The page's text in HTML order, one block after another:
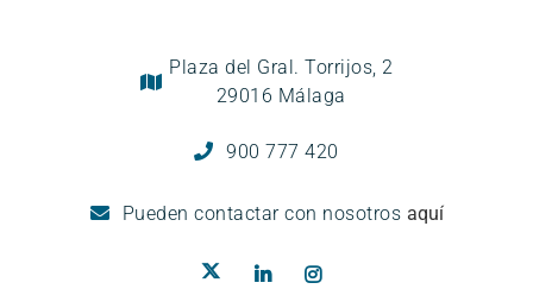
Plaza del Gral. Torrijos, 2
29016 Málaga
900 777 420
Pueden contactar con nosotros aquí